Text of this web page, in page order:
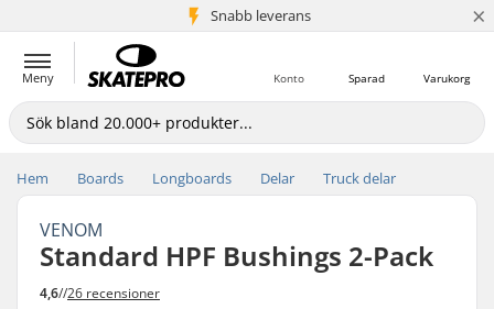
Snabb leverans
5+ milj. kunder ×
Meny Varukorg
Sparad
Konto
Hem Boards Longboards Delar Truck delar
VENOM
Standard HPF Bushings 2-Pack
4,6//26 recensioner